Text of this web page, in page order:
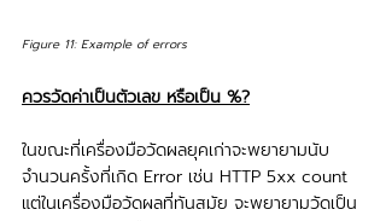
Figure 11: Example of errors
ควรวัดค่าเป็นตัวเลข หรือเป็น %?
ในขณะที่เครื่องมือวัดผลยุคเก่าจะพยายามนับ
จำนวนครั้งที่เกิด Error เช่น HTTP 5xx count
แต่ในเครื่องมือวัดผลที่ทันสมัย จะพยายามวัดเป็น